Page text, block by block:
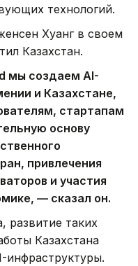
технологий.
Хуанг в своем
Казахстан.
мы создаем AI-
и Казахстане,
стартапам
основу
привлечения
и участия
— сказал он.
развитие таких
Казахстана
инфраструктуры.